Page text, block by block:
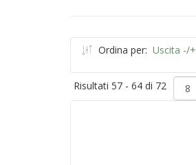
Ordina per: Uscita -/+
Risultati 57 - 64 di 72